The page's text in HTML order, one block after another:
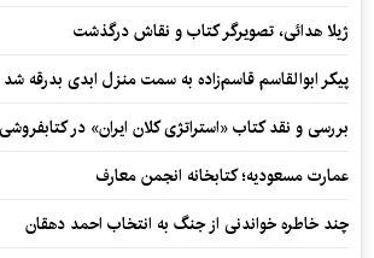
ژیلا هدائی، تصویرگر کتاب و نقاش درگذشت
پیکر ابوالقاسم قاسم‌زاده به سمت منزل ابدی بدرقه شد
بررسی و نقد کتاب «استراتژی کلان ایران» در
عمارت مسعودیه؛ کتابخانه انجمن معارف
چند خاطره خواندنی از جنگ به انتخاب احمد دهقان